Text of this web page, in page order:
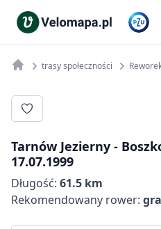
trasy społeczności
Tarnów Jezierny -
17.07.1999
Długość: 61.5 km
Rekomendowany rower: